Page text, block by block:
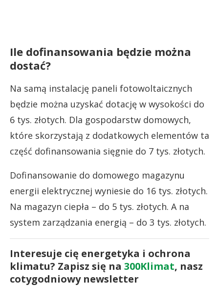
Ile dofinansowania będzie można
dostać?
Na samą instalację paneli fotowoltaicznych
będzie można uzyskać dotację w wysokości do
6 tys. złotych. Dla gospodarstw domowych,
które skorzystają z dodatkowych elementów ta
część dofinansowania sięgnie do 7 tys. złotych.
Dofinansowanie do domowego magazynu
energii elektrycznej wyniesie do 16 tys. złotych.
Na magazyn ciepła – do 5 tys. złotych. A na
system zarządzania energią – do 3 tys. złotych.
Interesuje cię energetyka i ochrona
klimatu? Zapisz się na 300Klimat, nasz
cotygodniowy newsletter